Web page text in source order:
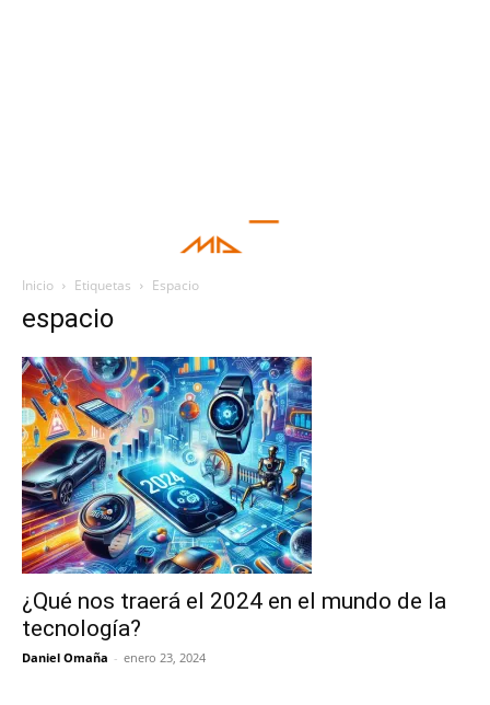
Inicio Etiquetas Espacio
espacio
¿Qué nos traerá el 2024 en el mundo de la
tecnología?
Daniel Omaña - enero 23, 2024